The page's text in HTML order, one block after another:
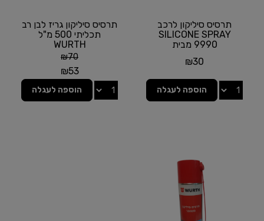
תרסיס סיליקון לרכב
SILICONE SPRAY
9990 מבית
₪30
הוספה לעגלה
תרסיס סיליקון גריז לבן רב
תכליתי 500 מ"ל
WURTH
₪70
₪53
הוספה לעגלה